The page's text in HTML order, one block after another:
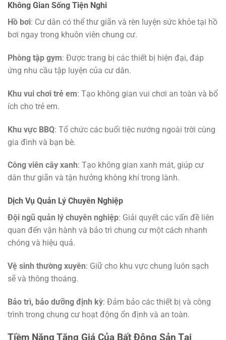
Không Gian Sống Tiện Nghi
Hồ bơi: Cư dân có thể thư giãn và rèn luyện sức khỏe tại hồ
bơi ngay trong khuôn viên chung cư.
Phòng tập gym: Được trang bị các thiết bị hiện đại, đáp
ứng nhu cầu tập luyện của cư dân.
Khu vui chơi trẻ em: Tạo không gian vui chơi an toàn và bổ
ích cho trẻ em.
Khu vực BBQ: Tổ chức các buổi tiệc nướng ngoài trời cùng
gia đình và bạn bè.
Công viên cây xanh: Tạo không gian xanh mát, giúp cư
dân thư giãn và tận hưởng không khí trong lành.
Dịch Vụ Quản Lý Chuyên Nghiệp
Đội ngũ quản lý chuyên nghiệp: Giải quyết các vấn đề liên
quan đến vận hành và bảo trì chung cư một cách nhanh
chóng và hiệu quả.
Vệ sinh thường xuyên: Giữ cho khu vực chung luôn sạch
sẽ và thông thoáng.
Bảo trì, bảo dưỡng định kỳ: Đảm bảo các thiết bị và công
trình trong chung cư hoạt động ổn định và an toàn.
Tiềm Năng Tăng Giá Của Bất Động Sản Tại